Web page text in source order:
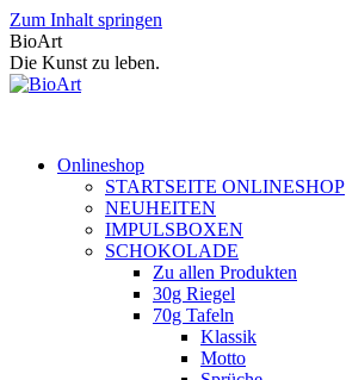
Zum Inhalt springen
BioArt
Die Kunst zu leben.
Onlineshop
STARTSEITE ONLINESHOP
NEUHEITEN
IMPULSBOXEN
SCHOKOLADE
Zu allen Produkten
30g Riegel
70g Tafeln
Klassik
Motto